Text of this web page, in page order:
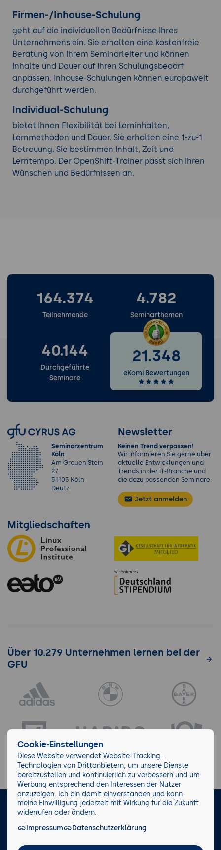
Firmen-/Inhouse-Schulung
geht auf die individuellen Bedürfnisse Ihres
Unternehmens ein. Sie erhalten eine kostenfreie
Beratung von Ihrem Seminarleiter und können
Inhalte und Dauer auf Ihren Schulungsbedarf
anpassen. Inhouse-Schulungen können europaweit
durchgeführt werden.
Individual-Schulung
bietet Ihnen Flexibilität bei Lerninhalten,
Lernmethoden und Dauer. Sie erhalten eine 1-zu-1
Betreuung. Sie bestimmen Inhalt, Zeit und
Lerntempo. Der OpenShift-Trainer passt sich Ihren
Wünschen und Bedürfnissen an.
164.374
Teilnehmende
4.782
Seminarthemen
40.144
Durchgeführte
Seminare
21.348
eKomi Bewertungen
Seminarzentrum
Köln
Am Grauen Stein
27
51105 Köln-
Deutz
Newsletter
Keinen Trend verpassen!
Wir informieren Sie gerne über
aktuelle Entwicklungen und
Trends in der IT-Branche und
die dazu passenden Seminare.
Jetzt anmelden
Mitgliedschaften
Über 10.279 Unternehmen lernen bei der
GFU
LinkedIn Facebook
Cookie-Einstellungen
Diese Website verwendet Website-Tracking-
Technologien von Drittanbietern, um unsere Dienste
bereitzustellen und kontinuierlich zu verbessern und um
Werbung entsprechend den Interessen der Nutzer
anzuzeigen. Ich bin damit einverstanden und kann
meine Einwilligung jederzeit mit Wirkung für die Zukunft
widerrufen oder ändern.
Impressum
Datenschutzerklärung